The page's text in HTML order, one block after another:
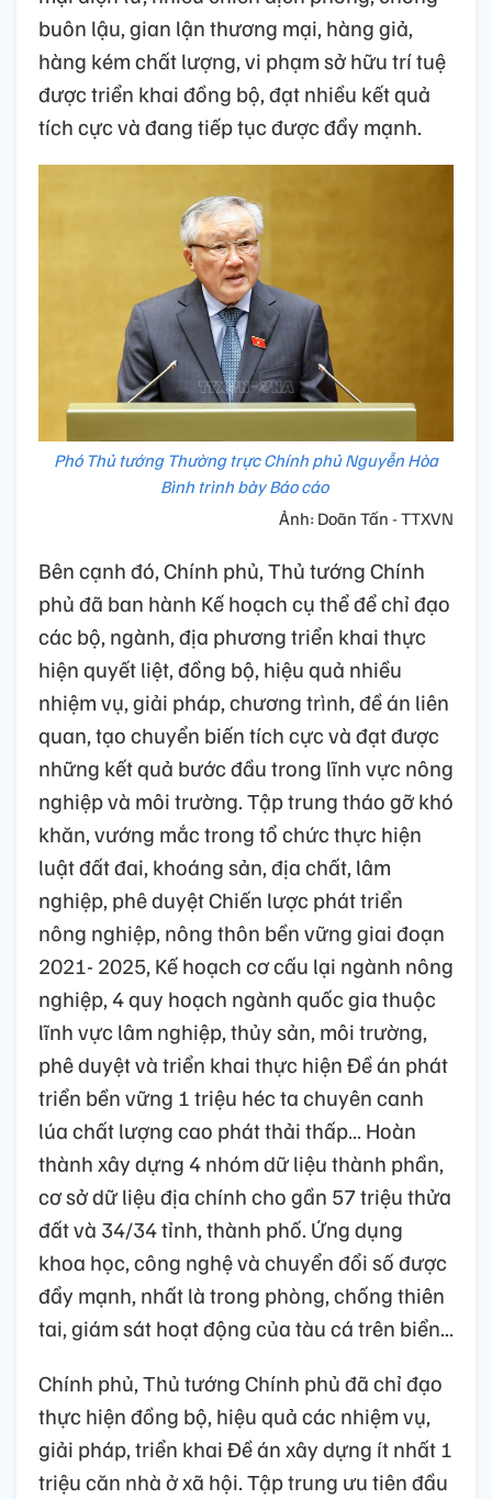
buôn lậu, gian lận thương mại, hàng giả,
hàng kém chất lượng, vi phạm sở hữu trí tuệ
được triển khai đồng bộ, đạt nhiều kết quả
tích cực và đang tiếp tục được đẩy mạnh.
Phó Thủ tướng Thường trực Chính phủ Nguyễn Hòa
Bình trình bày Báo cáo
Ảnh: Doãn Tấn - TTXVN
Bên cạnh đó, Chính phủ, Thủ tướng Chính
phủ đã ban hành Kế hoạch cụ thể để chỉ đạo
các bộ, ngành, địa phương triển khai thực
hiện quyết liệt, đồng bộ, hiệu quả nhiều
nhiệm vụ, giải pháp, chương trình, đề án liên
quan, tạo chuyển biến tích cực và đạt được
những kết quả bước đầu trong lĩnh vực nông
nghiệp và môi trường. Tập trung tháo gỡ khó
khăn, vướng mắc trong tổ chức thực hiện
luật đất đai, khoáng sản, địa chất, lâm
nghiệp, phê duyệt Chiến lược phát triển
nông nghiệp, nông thôn bền vững giai đoạn
2021- 2025, Kế hoạch cơ cấu lại ngành nông
nghiệp, 4 quy hoạch ngành quốc gia thuộc
lĩnh vực lâm nghiệp, thủy sản, môi trường,
phê duyệt và triển khai thực hiện Đề án phát
triển bền vững 1 triệu héc ta chuyên canh
lúa chất lượng cao phát thải thấp… Hoàn
thành xây dựng 4 nhóm dữ liệu thành phần,
cơ sở dữ liệu địa chính cho gần 57 triệu thửa
đất và 34/34 tỉnh, thành phố. Ứng dụng
khoa học, công nghệ và chuyển đổi số được
đẩy mạnh, nhất là trong phòng, chống thiên
tai, giám sát hoạt động của tàu cá trên biển...
Chính phủ, Thủ tướng Chính phủ đã chỉ đạo
thực hiện đồng bộ, hiệu quả các nhiệm vụ,
giải pháp, triển khai Đề án xây dựng ít nhất 1
triệu căn nhà ở xã hội. Tập trung ưu tiên đầu